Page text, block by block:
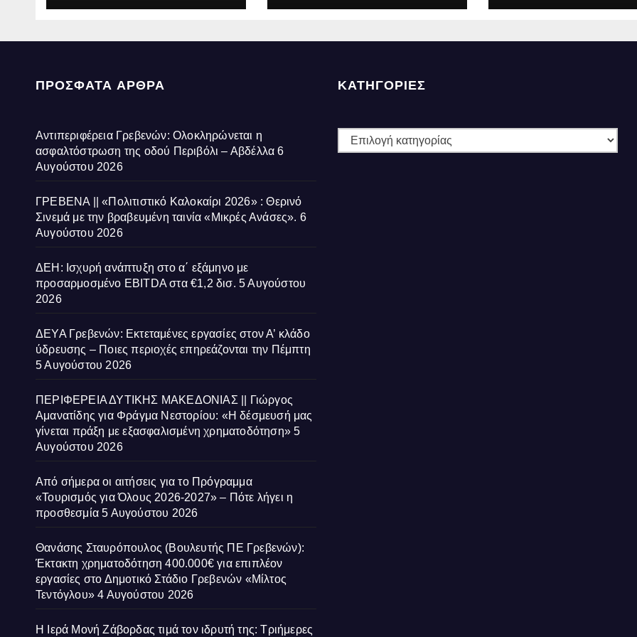
Αβδέλλα
Ανάσες».
ΠΡΌΣΦΑΤΑ ΆΡΘΡΑ
Αντιπεριφέρεια Γρεβενών: Ολοκληρώνεται η
ασφαλτόστρωση της οδού Περιβόλι – Αβδέλλα 6
Αυγούστου 2026
ΓΡΕΒΕΝΑ || «Πολιτιστικό Καλοκαίρι 2026» : Θερινό
Σινεμά με την βραβευμένη ταινία «Μικρές Ανάσες». 6
Αυγούστου 2026
ΔΕΗ: Ισχυρή ανάπτυξη στο α΄ εξάμηνο με
προσαρμοσμένο EBITDA στα €1,2 δισ. 5 Αυγούστου
2026
ΔΕΥΑ Γρεβενών: Εκτεταμένες εργασίες στον Α’ κλάδο
ύδρευσης – Ποιες περιοχές επηρεάζονται την Πέμπτη
5 Αυγούστου 2026
ΠΕΡΙΦΕΡΕΙΑ ΔΥΤΙΚΗΣ ΜΑΚΕΔΟΝΙΑΣ || Γιώργος
Αμανατίδης για Φράγμα Νεστορίου: «Η δέσμευσή μας
γίνεται πράξη με εξασφαλισμένη χρηματοδότηση» 5
Αυγούστου 2026
Από σήμερα οι αιτήσεις για το Πρόγραμμα
«Τουρισμός για Όλους 2026-2027» – Πότε λήγει η
προσθεσμία 5 Αυγούστου 2026
Θανάσης Σταυρόπουλος (Βουλευτής ΠΕ Γρεβενών):
Έκτακτη χρηματοδότηση 400.000€ για επιπλέον
εργασίες στο Δημοτικό Στάδιο Γρεβενών «Μίλτος
Τεντόγλου» 4 Αυγούστου 2026
Η Ιερά Μονή Ζάβορδας τιμά τον ιδρυτή της: Τριήμερες
ΚΑΤΗΓΟΡΙΕΣ
ΚΑΤΗΓΟΡΙΕΣ